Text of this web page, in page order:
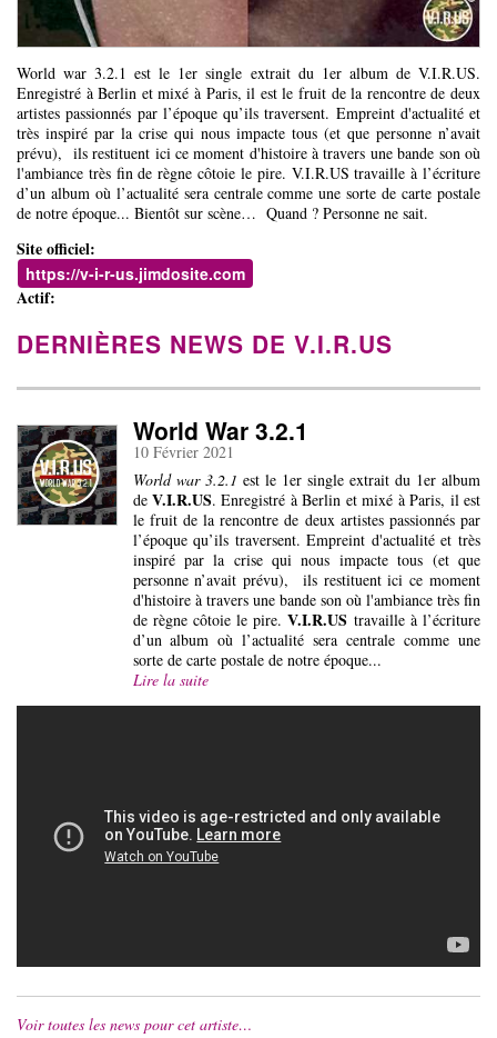
World war 3.2.1 est le 1er single extrait du 1er album de V.I.R.US.
Enregistré à Berlin et mixé à Paris, il est le fruit de la rencontre de deux
artistes passionnés par l’époque qu’ils traversent. Empreint d'actualité et
très inspiré par la crise qui nous impacte tous (et que personne n’avait
prévu), ils restituent ici ce moment d'histoire à travers une bande son où
l'ambiance très fin de règne côtoie le pire. V.I.R.US travaille à l’écriture
d’un album où l’actualité sera centrale comme une sorte de carte postale
de notre époque... Bientôt sur scène… Quand ? Personne ne sait.
Site officiel:
https://v-i-r-us.jimdosite.com
Actif:
DERNIÈRES NEWS DE V.I.R.US
World War 3.2.1
10 Février 2021
World war 3.2.1 est le 1er single extrait du 1er album
de V.I.R.US. Enregistré à Berlin et mixé à Paris, il est
le fruit de la rencontre de deux artistes passionnés par
l’époque qu’ils traversent. Empreint d'actualité et très
inspiré par la crise qui nous impacte tous (et que
personne n’avait prévu), ils restituent ici ce moment
d'histoire à travers une bande son où l'ambiance très fin
de règne côtoie le pire.V.I.R.US travaille à l’écriture
d’un album où l’actualité sera centrale comme une
sorte de carte postale de notre époque...
Lire la suite
Voir toutes les news pour cet artiste…